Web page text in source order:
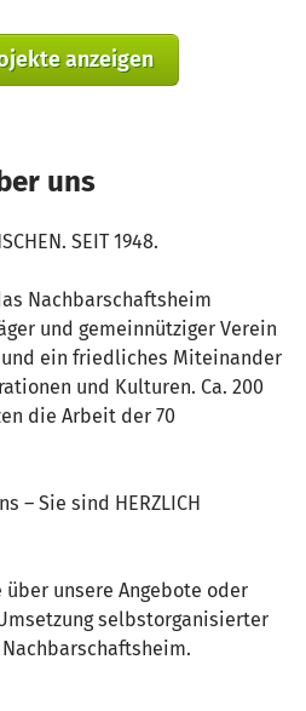
anzeigen
uns
SEIT 1948.
Nachbarschaftsheim
und gemeinnütziger Verein
und ein friedliches Miteinander
und Kulturen. Ca. 200
die Arbeit der 70
– Sie sind HERZLICH
unsere Angebote oder
selbstorganisierter